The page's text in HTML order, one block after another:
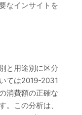
なインサイトを
と用途別に区分
ては2019-2031
消費額の正確な
。この分析は、